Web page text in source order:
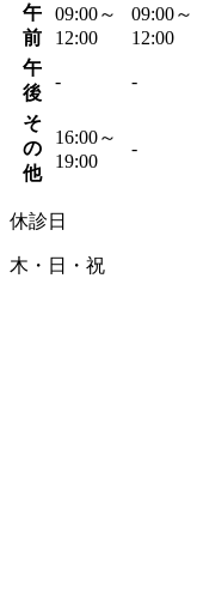
午
前
09:00～
12:00
09:00～
12:00
午
後
- -
そ
の
他
16:00～
19:00
-
休診日
木・日・祝